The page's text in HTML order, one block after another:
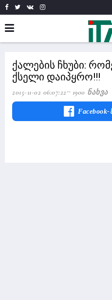
ქალების ჩხუბი:
ქსელი დაიპყრო!!!
2015-11-02 06:07:22 1900 Ნახვა